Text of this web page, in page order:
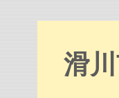
滑